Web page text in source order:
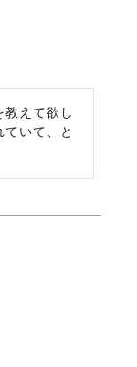
えて欲し
いて、と